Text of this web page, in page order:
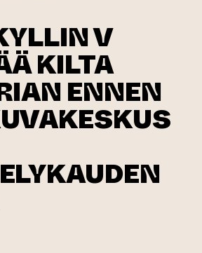
V
KILTA
ENNEN